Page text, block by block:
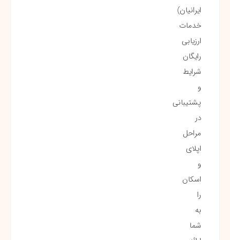
ایرانیان)
خدمات
ارزیابی
رایگان
شرایط
و
پشتیبانی
در
مراحل
اپلای
و
اسکان
را
به
شما